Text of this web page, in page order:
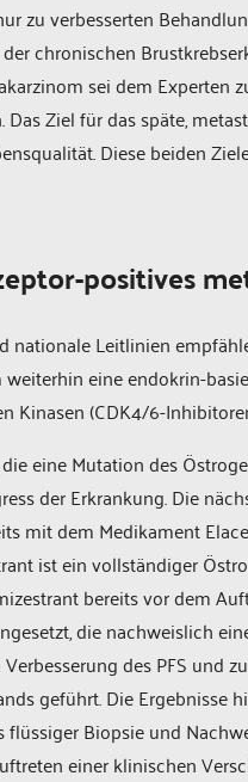
zu verbesserten
chronischen
sei dem Experten
Das Ziel für das späte,
Diese beiden
positives
nationale Leitlinien
eine endokrin-
Kinasen (CDK4/6-
eine Mutation des
der Erkrankung. Die
mit dem Medikament
ist ein vollständiger
bereits vor dem
die nachweislich
des PFS und
geführt. Die Ergebnisse
flüssiger Biopsie und
einer klinischen